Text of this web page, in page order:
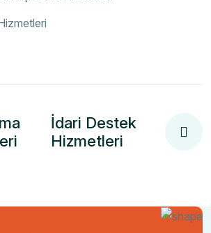
İdari Destek
Hizmetleri